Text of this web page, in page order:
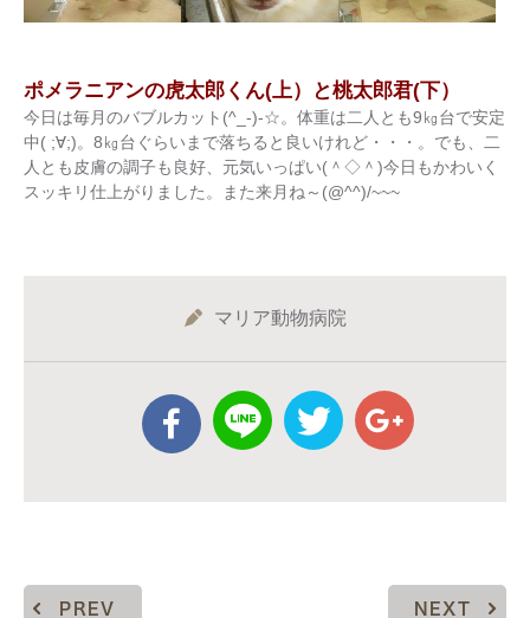
ポメラニアンの虎太郎くん(上）と桃太郎君(下）
今日は毎月のバブルカット(^_-)-☆。体重は二人とも9㎏台で安定
中( ;∀;)。8㎏台ぐらいまで落ちると良いけれど・・・。でも、二
人とも皮膚の調子も良好、元気いっぱい(＾◇＾)今日もかわいく
スッキリ仕上がりました。また来月ね～(@^^)/~~~
マリア動物病院
PREV NEXT